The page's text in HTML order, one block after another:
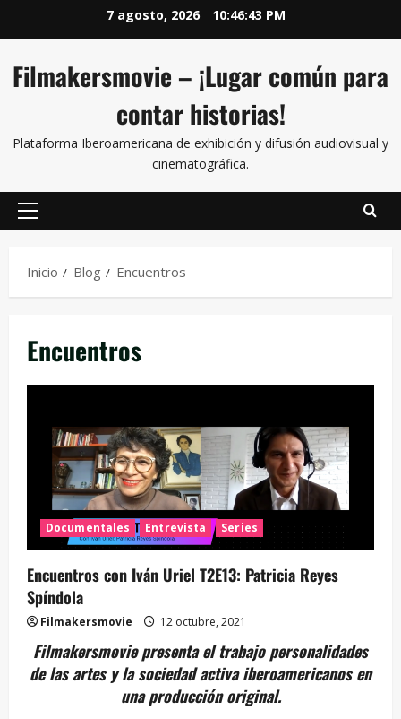
7 agosto, 2026 10:46:44 PM
Filmakersmovie – ¡Lugar común para
contar historias!
Plataforma Iberoamericana de exhibición y difusión audiovisual y
cinematográfica.
Inicio Blog Encuentros
Encuentros
Documentales Entrevista Series
Encuentros con Iván Uriel T2E13: Patricia Reyes
Spíndola
Filmakersmovie 12 octubre, 2021
Filmakersmovie presenta el trabajo personalidades
de las artes y la sociedad activa iberoamericanos en
una producción original.